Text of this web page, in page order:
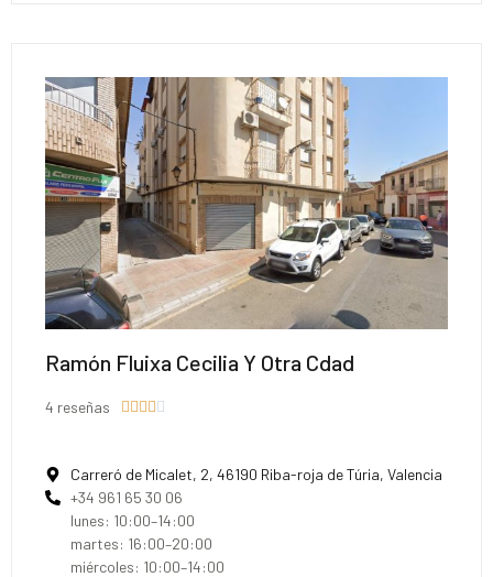
Ramón Fluixa Cecilia Y Otra Cdad
4 reseñas     
Carreró de Micalet, 2, 46190 Riba-roja de Túria, Valencia
+34 961 65 30 06
lunes: 10:00–14:00
martes: 16:00–20:00
miércoles: 10:00–14:00